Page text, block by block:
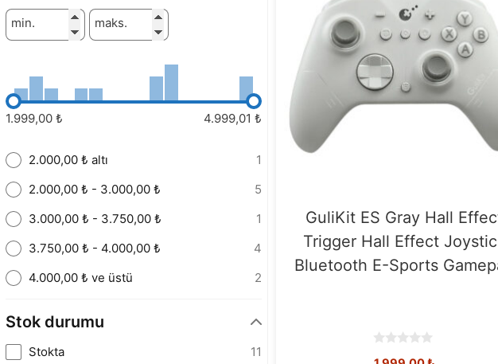
GuliKit ES Gray Hall
Trigger Hall Effect
Bluetooth E-Sports
min. maks.
1.999,00 ₺ 4.999,01 ₺
2.000,00 ₺ altı
1
2.000,00 ₺ - 3.000,00 ₺
5
3.000,00 ₺ - 3.750,00 ₺
1
3.750,00 ₺ - 4.000,00 ₺
4
4.000,00 ₺ ve üstü
2
Stok durumu
Stokta 11